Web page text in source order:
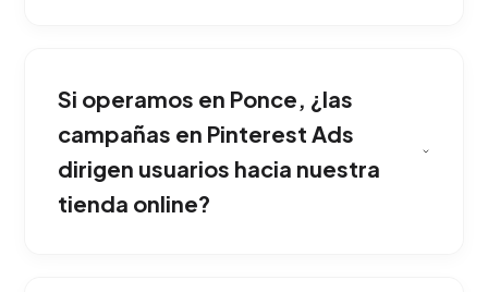
arquitectura obtienen resultados
extraordinarios gracias al componente
altamente estético de la red. Nuestro equipo
implementa esta solución adaptada
exclusivamente al mercado de Ponce.
Si operamos en Ponce, ¿las
campañas en Pinterest Ads
dirigen usuarios hacia nuestra
tienda online?